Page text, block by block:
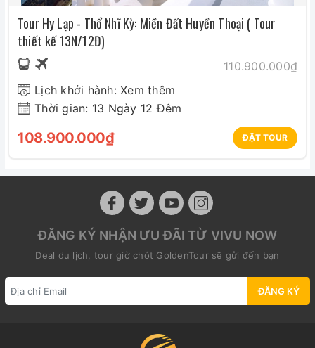
Tour Hy Lạp - Thổ Nhĩ Kỳ: Miền Đất Huyền Thoại ( Tour
thiết kế 13N/12Đ)
110.900.000₫
Lịch khởi hành: Xem thêm
Thời gian: 13 Ngày 12 Đêm
108.900.000₫ ĐẶT TOUR
ĐĂNG KÝ NHẬN ƯU ĐÃI TỪ VIVU NOW
Deal du lịch, tour giờ chót GoldenTour sẽ gửi đến bạn
ĐĂNG KÝ